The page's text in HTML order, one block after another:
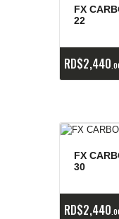
FX
22
RD$2,440
FX
30
RD$2,440